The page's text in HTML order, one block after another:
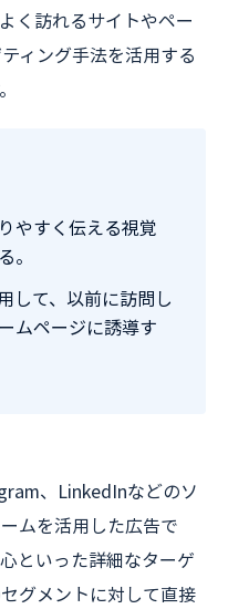
く訪れるサイトやペー
ィング手法を活用する
やすく伝える視覚
。
して、以前に訪問し
ムページに誘導す
、LinkedInなどのソ
ムを活用した広告で
といった詳細なターゲ
グメントに対して直接